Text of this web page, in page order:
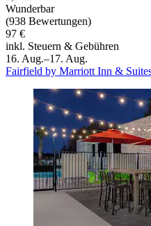
Wunderbar
(938 Bewertungen)
97 €
inkl. Steuern & Gebühren
16. Aug.–17. Aug.
Fairfield by Marriott Inn &